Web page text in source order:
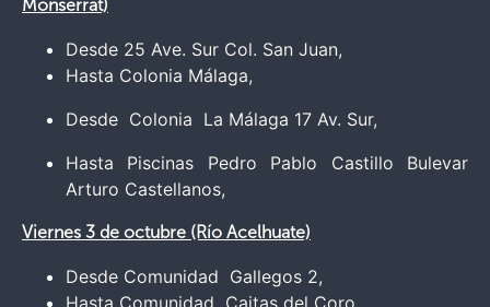
Monserrat)
Desde 25 Ave. Sur Col. San Juan,
Hasta Colonia Málaga,
Desde Colonia La Málaga 17 Av. Sur,
Hasta Piscinas Pedro Pablo Castillo Bulevar
Arturo Castellanos,
Viernes 3 de octubre (Río Acelhuate)
Desde Comunidad Gallegos 2,
Hasta Comunidad Caitas del Coro,